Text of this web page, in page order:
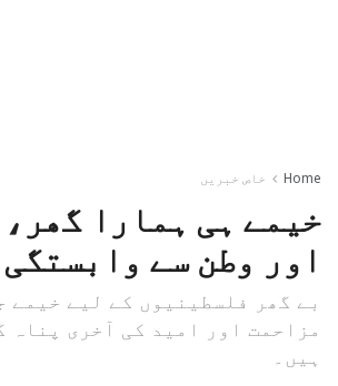
Home خاص خبریں
خیمے ہی ہمارا
اور وطن سے وابستگی
بے گھر فلسطینیوں کے لیے خیمے
مزاحمت اور امید کی آخری پناہ
ہیں۔